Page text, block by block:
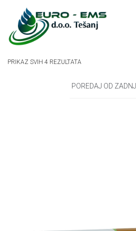
PRIKAZ SVIH 4 REZULTATA
LATEST